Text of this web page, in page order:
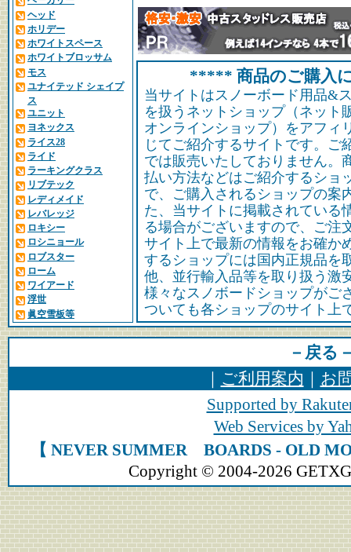
ヘッド
ホリデー
ホワイトスペース
ホワイトブロッサム
モス
ユナイテッド シェイプ
ス
ユニット
ヨネックス
ライス28
ライド
ラーキングクラス
リブテック
レディメイド
レバレッジ
ロキシー
ロシニョール
ロブスター
ローム
ワイアード
浮世
眞空雪板等
***** 商品のご購入
当サイトはスノーボード用品&
を扱うネットショップ（ネット
オンラインショップ）をアフィ
じてご紹介するサイトです。ご
では販売いたしておりません。
払い方法などはご紹介するショ
で、ご購入されるショップの案
た、当サイトに掲載されている
る場合がございますので、ご注
サイト上で最新の情報をお確か
するショップには国内正規品を
他、並行輸入品等を取り扱う激
様々なスノボードショップがご
ついても各ショップのサイト上
－戻る
｜ ご利用案内 ｜ お
Supported by
Web Services by
【 NEVER SUMMER BOARDS - OLD
Copyright © 2004-2026